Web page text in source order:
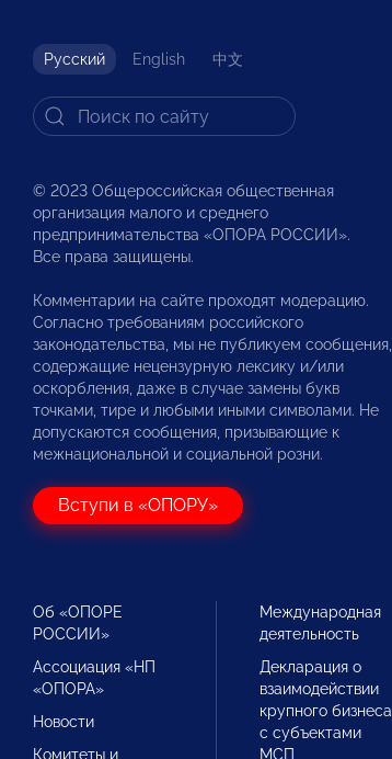
Русский English 中文
© 2023 Общероссийская общественная
организация малого и среднего
предпринимательства «ОПОРА РОССИИ».
Все права защищены.
Комментарии на сайте проходят модерацию.
Согласно требованиям российского
законодательства, мы не публикуем сообщения,
содержащие нецензурную лексику и/или
оскорбления, даже в случае замены букв
точками, тире и любыми иными символами. Не
допускаются сообщения, призывающие к
межнациональной и социальной розни.
Вступи в «ОПОРУ»
Об «ОПОРЕ
РОССИИ»
Ассоциация «НП
«ОПОРА»
Новости
Комитеты и
Международная
деятельность
Декларация о
взаимодействии
крупного бизнеса
с субъектами
МСП